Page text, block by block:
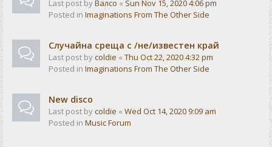
Last post byВалсо « Sun Nov 15, 2020 4:06 pm
Posted in Imaginations From The Other Side
Случайна среща с /не/известен край
Last post bycoldie « Thu Oct 22, 2020 4:32 pm
Posted in Imaginations From The Other Side
New disco
Last post bycoldie « Wed Oct 14, 2020 9:09 am
Posted in Music Forum